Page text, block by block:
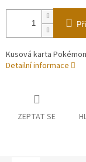
Kusová karta
Detailní informace
ZEPTAT SE